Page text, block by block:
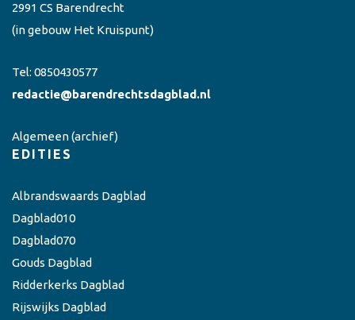
2991 CS Barendrecht
(in gebouw Het Kruispunt)
Tel: 0850430577
redactie@barendrechtsdagblad.nl
Algemeen(archief)
EDITIES
Albrandswaards Dagblad
Dagblad010
Dagblad070
Gouds Dagblad
Ridderkerks Dagblad
Rijswijks Dagblad